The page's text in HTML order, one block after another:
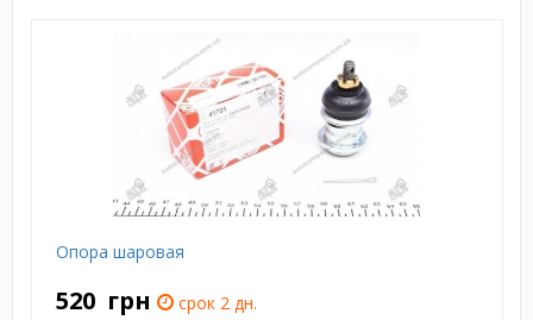
Опора шаровая
520 грн
срок 2 дн.